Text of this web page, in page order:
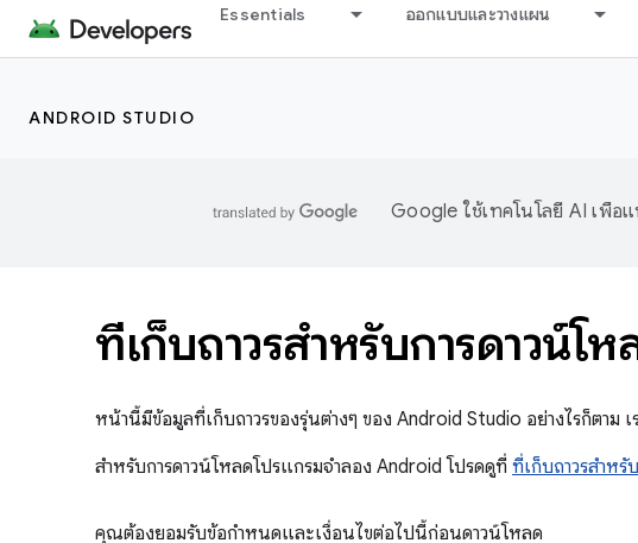
Essentials ออกแบบและวางแผน
ANDROID STUDIO
Google ใช้เทคโนโลยี AI เพื่อ
ที่เก็บถาวรสำหรับการดาวน์
หน้านี้มีข้อมูลที่เก็บถาวรของรุ่นต่างๆ ของ Android Studio อย่างไรก็ตาม
สำหรับการดาวน์โหลดโปรแกรมจำลอง Android โปรดดูที่ ที่เก็บถาวรสำหรั